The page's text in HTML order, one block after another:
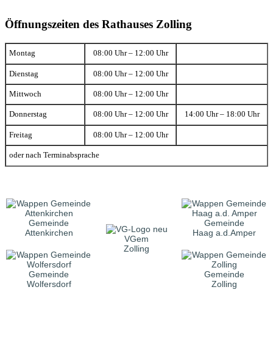
Öffnungszeiten des Rathauses Zolling
Montag 08:00 Uhr – 12:00 Uhr
Dienstag 08:00 Uhr – 12:00 Uhr
Mittwoch 08:00 Uhr – 12:00 Uhr
Donnerstag 08:00 Uhr – 12:00 Uhr 14:00 Uhr – 18:00 Uhr
Freitag 08:00 Uhr – 12:00 Uhr
oder nach Terminabsprache
Gemeinde
Attenkirchen
VGem
Zolling
Gemeinde
Haag a.d.Amper
Gemeinde
Wolfersdorf
Gemeinde
Zolling